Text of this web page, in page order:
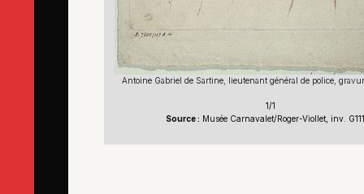
Antoine Gabriel de Sartine, lieutenant général de police,
1/1
Source : Musée Carnavalet/Roger-Viollet, inv.